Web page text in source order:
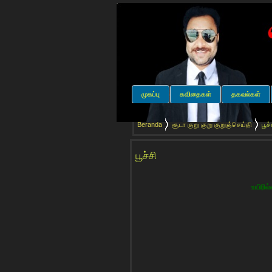
முகப்பு கவிதைகள் தகவல்கள்
Beranda சூடா குறு குறு குறுஞ்செய்தி
பூச்சி